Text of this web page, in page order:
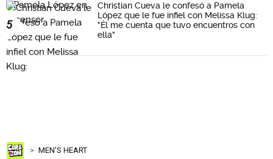
5
Christian Cueva le confesó a Pamela
López que le fue infiel con Melissa Klug:
"Él me cuenta que tuvo encuentros con
ella"
MEN'S HEART